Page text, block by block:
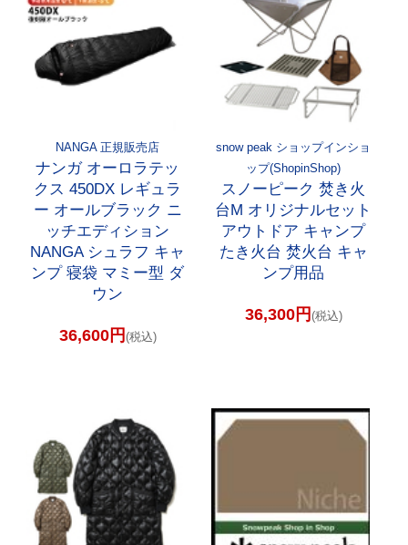
NANGA 正規販売店
ナンガ オーロラテッ
クス 450DX レギュラ
ー オールブラック ニ
ッチエディション
NANGA シュラフ キャ
ンプ 寝袋 マミー型 ダ
ウン
36,600円 (税込)
snow peak ショップインショ
ップ(ShopinShop)
スノーピーク 焚き火
台M オリジナルセット
アウトドア キャンプ
たき火台 焚火台 キャ
ンプ用品
36,300円 (税込)